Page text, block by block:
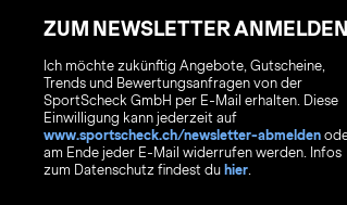
ZUM NEWSLETTER ANMELDEN
Ich möchte zukünftig Angebote, Gutscheine,
Trends und Bewertungsanfragen von der
SportScheck GmbH per E-Mail erhalten. Diese
Einwilligung kann jederzeit auf
www.sportscheck.ch/newsletter-abmelden
am Ende jeder E-Mail widerrufen werden. Infos
zum Datenschutz findest du hier